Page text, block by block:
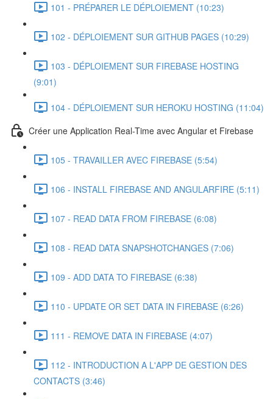
101 - PRÉPARER LE DÉPLOIEMENT (10:23)
102 - DÉPLOIEMENT SUR GITHUB PAGES (10:29)
103 - DÉPLOIEMENT SUR FIREBASE HOSTING
(9:01)
104 - DÉPLOIEMENT SUR HEROKU HOSTING (11:04)
Créer une Application Real-Time avec Angular et Firebase
105 - TRAVAILLER AVEC FIREBASE (5:54)
106 - INSTALL FIREBASE AND ANGULARFIRE (5:11)
107 - READ DATA FROM FIREBASE (6:08)
108 - READ DATA SNAPSHOTCHANGES (7:06)
109 - ADD DATA TO FIREBASE (6:38)
110 - UPDATE OR SET DATA IN FIREBASE (6:26)
111 - REMOVE DATA IN FIREBASE (4:07)
112 - INTRODUCTION A L'APP DE GESTION DES
CONTACTS (3:46)